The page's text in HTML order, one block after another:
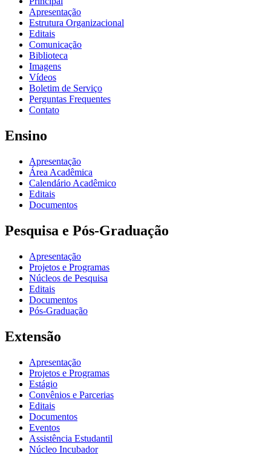
Apresentação
Estrutura Organizacional
Editais
Comunicação
Biblioteca
Imagens
Vídeos
Boletim de Serviço
Perguntas Frequentes
Contato
Ensino
Apresentação
Área Acadêmica
Calendário Acadêmico
Editais
Documentos
Pesquisa e Pós-Graduação
Apresentação
Projetos e Programas
Núcleos de Pesquisa
Editais
Documentos
Pós-Graduação
Extensão
Apresentação
Projetos e Programas
Estágio
Convênios e Parcerias
Editais
Documentos
Eventos
Assistência Estudantil
Núcleo Incubador